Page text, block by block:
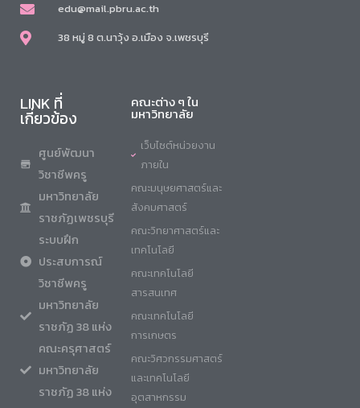
edu@mail.pbru.ac.th
38 หมู่ 8 ต.นาวุ้ง อ.เมือง จ.เพชรบุรี
LINK ที่
เกี่ยวข้อง
ศูนย์พัฒนา
วิชาชีพครู
มหาวิทยาลัย
ราชภัฏเพชรบุรี
ระบบฝึก
ประสบการณ์
วิชาชีพครู
มหาวิทยาลัย
ราชภัฏ 38 แห่ง
คณะครุศาสตร์
มหาวิทยาลัย
ราชภัฏ 38 แห่ง
คณะต่าง ๆ ใน
มหาวิทยาลัย
เว็บไซต์หน่วยงาน
ภายใน
คณะมนุษยศาสตร์และ
สังคมศาสตร์
คณะวิทยาศาสตร์และ
เทคโนโลยี
คณะเทคโนโลยี
สารสนเทศ
คณะเทคโนโลยี
การเกษตร
คณะวิศวกรรมศาสตร์
และเทคโนโลยี
อุตสาหกรรม